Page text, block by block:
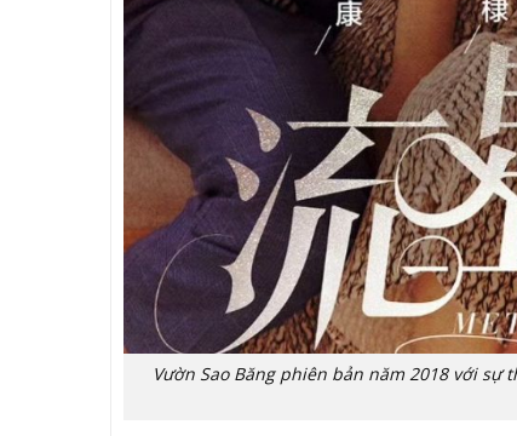
Vườn Sao Băng phiên bản năm 2018 với sự